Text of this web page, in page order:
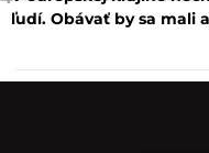
ľudí. Obávať by sa mali